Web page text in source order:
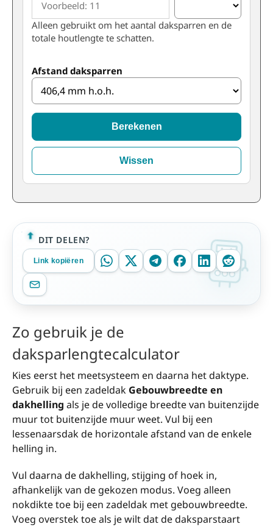
Alleen gebruikt om het aantal daksparren en de
totale houtlengte te schatten.
Afstand daksparren
Berekenen
Wissen
DIT DELEN?
Link kopiëren
Zo gebruik je de
daksparlengtecalculator
Kies eerst het meetsysteem en daarna het daktype.
Gebruik bij een zadeldak Gebouwbreedte en
dakhelling als je de volledige breedte van buitenzijde
muur tot buitenzijde muur weet. Vul bij een
lessenaarsdak de horizontale afstand van de enkele
helling in.
Vul daarna de dakhelling, stijging of hoek in,
afhankelijk van de gekozen modus. Voeg alleen
nokdikte toe bij een zadeldak met gebouwbreedte.
Voeg overstek toe als je wilt dat de daksparstaart